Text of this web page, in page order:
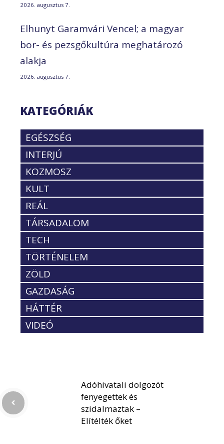
2026. augusztus 7.
Elhunyt Garamvári Vencel; a magyar
bor- és pezsgőkultúra meghatározó
alakja
2026. augusztus 7.
KATEGÓRIÁK
EGÉSZSÉG
INTERJÚ
KOZMOSZ
KULT
REÁL
TÁRSADALOM
TECH
TÖRTÉNELEM
ZÖLD
GAZDASÁG
HÁTTÉR
VIDEÓ
Adóhivatali dolgozót
fenyegettek és
szidalmaztak –
Elítélték őket